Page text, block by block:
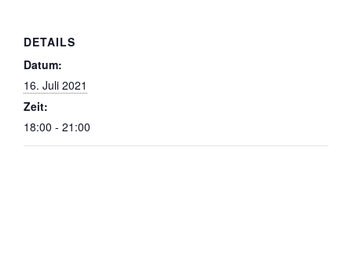
DETAILS
Datum:
16. Juli 2021
Zeit:
18:00 - 21:00